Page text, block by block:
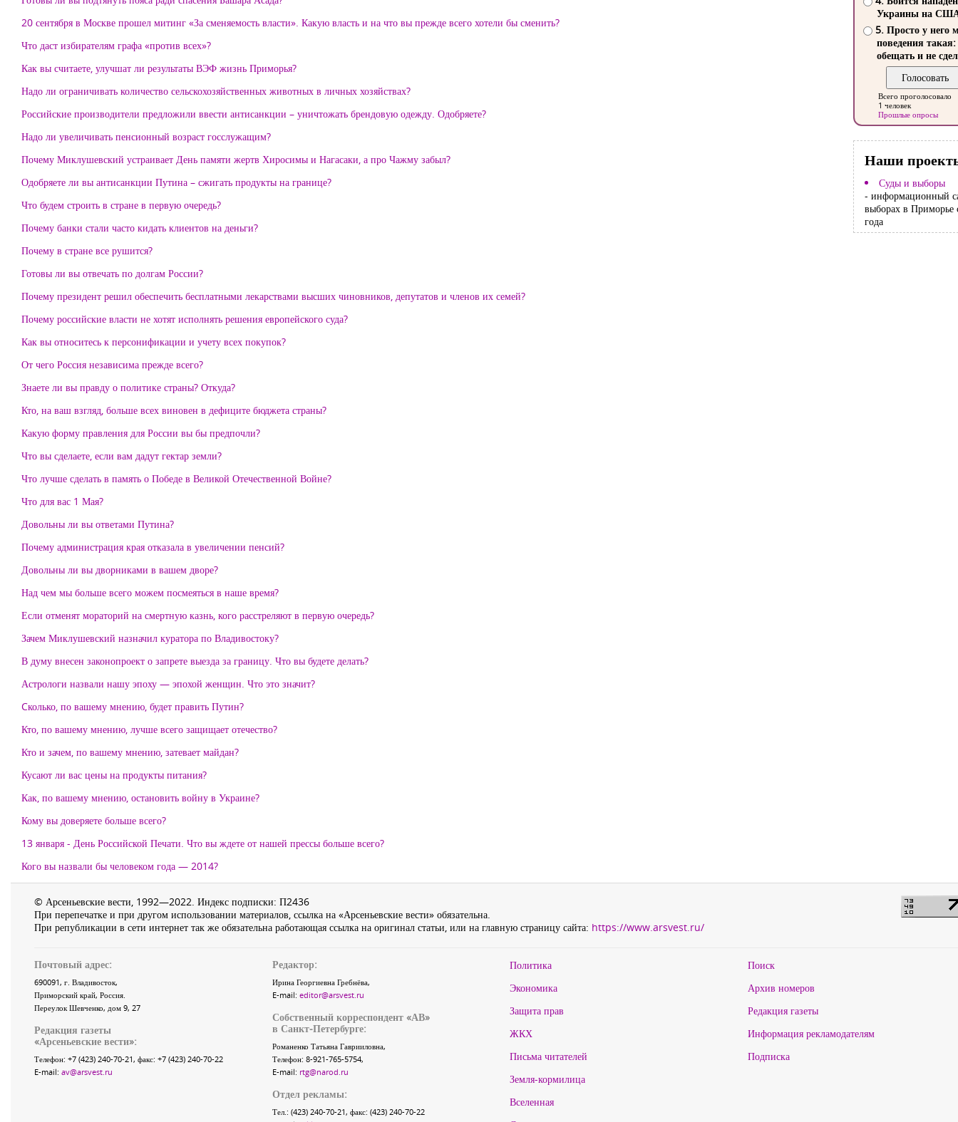
20 сентября в Москве прошел митинг «За сменяемость власти». Какую власть и на что вы прежде всего хотели бы сменить?
Что даст избирателям графа «против всех»?
Как вы считаете, улучшат ли результаты ВЭФ жизнь Приморья?
Надо ли ограничивать количество сельскохозяйственных животных в личных хозяйствах?
Российские производители предложили ввести антисанкции – уничтожать брендовую одежду. Одобряете?
Надо ли увеличивать пенсионный возраст госслужащим?
Почему Миклушевский устраивает День памяти жертв Хиросимы и Нагасаки, а про Чажму забыл?
Одобряете ли вы антисанкции Путина – сжигать продукты на границе?
Что будем строить в стране в первую очередь?
Почему банки стали часто кидать клиентов на деньги?
Почему в стране все рушится?
Готовы ли вы отвечать по долгам России?
Почему президент решил обеспечить бесплатными лекарствами высших чиновников, депутатов и членов их семей?
Почему российские власти не хотят исполнять решения европейского суда?
Как вы относитесь к персонификации и учету всех покупок?
От чего Россия независима прежде всего?
Знаете ли вы правду о политике страны? Откуда?
Кто, на ваш взгляд, больше всех виновен в дефиците бюджета страны?
Какую форму правления для России вы бы предпочли?
Что вы сделаете, если вам дадут гектар земли?
Что лучше сделать в память о Победе в Великой Отечественной Войне?
Что для вас 1 Мая?
Довольны ли вы ответами Путина?
Почему администрация края отказала в увеличении пенсий?
Довольны ли вы дворниками в вашем дворе?
Над чем мы больше всего можем посмеяться в наше время?
Если отменят мораторий на смертную казнь, кого расстреляют в первую очередь?
Зачем Миклушевский назначил куратора по Владивостоку?
В думу внесен законопроект о запрете выезда за границу. Что вы будете делать?
Астрологи назвали нашу эпоху — эпохой женщин. Что это значит?
Cколько, по вашему мнению, будет править Путин?
Кто, по вашему мнению, лучше всего защищает отечество?
Кто и зачем, по вашему мнению, затевает майдан?
Кусают ли вас цены на продукты питания?
Как, по вашему мнению, остановить войну в Украине?
Кому вы доверяете больше всего?
13 января - День Российской Печати. Что вы ждете от нашей прессы больше всего?
Кого вы назвали бы человеком года — 2014?
Украины на
5. Просто у него
поведения такая:
обещать и не
Всего проголосовало
1 человек
Прошлые опросы
Наши
Суды и выборы
- информационный
выборах в Приморье
года
© Арсеньевские вести, 1992—2022. Индекс подписки: П2436
При перепечатке и при другом использовании материалов, ссылка на «Арсеньевские вести» обязательна.
При републикации в сети интернет так же обязательна работающая ссылка на оригинал статьи, или на главную страницу сайта: https://www.arsvest.ru/
Почтовый адрес:
690091, г. Владивосток,
Приморский край, Россия.
Переулок Шевченко, дом 9, 27
Редакция газеты
«Арсеньевские вести»:
Телефон: +7 (423) 240-70-21, факс: +7 (423) 240-70-22
E-mail: av@arsvest.ru
Редактор:
Ирина Георгиевна Гребнёва,
E-mail: editor@arsvest.ru
Собственный корреспондент «АВ»
в Санкт-Петербурге:
Романенко Татьяна Гаврииловна,
Телефон: 8-921-765-5754,
E-mail: rtg@narod.ru
Отдел рекламы:
Тел.: (423) 240-70-21, факс: (423) 240-70-22
Политика
Экономика
Защита прав
ЖКХ
Письма читателей
Земля-кормилица
Вселенная
Поиск
Архив номеров
Редакция газеты
Информация рекламодателям
Подписка